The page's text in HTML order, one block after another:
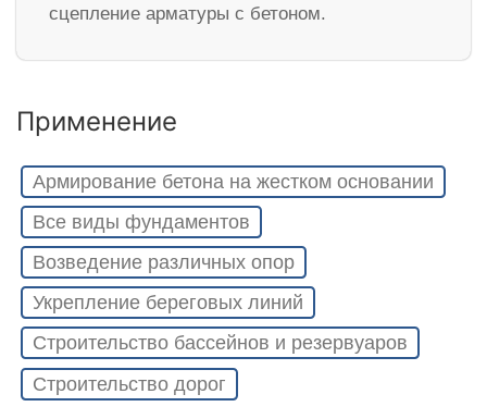
сцепление арматуры с бетоном.
Применение
Армирование бетона на жестком основании
Все виды фундаментов
Возведение различных опор
Укрепление береговых линий
Строительство бассейнов и резервуаров
Строительство дорог